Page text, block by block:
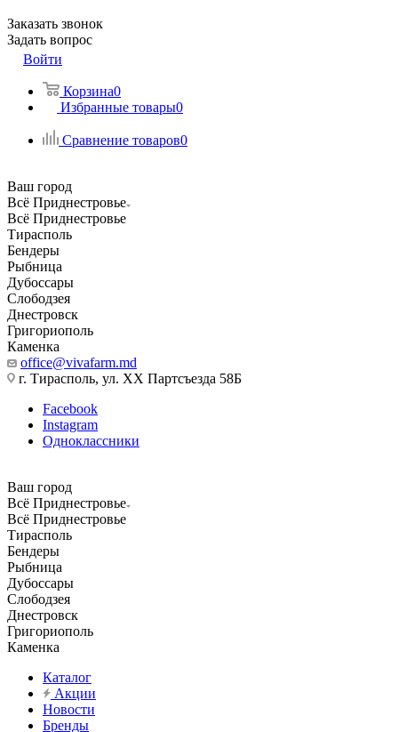
Заказать звонок
Задать вопрос
Войти
Корзина0
Избранные товары0
Сравнение товаров0
Ваш город
Всё Приднестровье
Всё Приднестровье
Тирасполь
Бендеры
Рыбница
Дубоссары
Слободзея
Днестровск
Григориополь
Каменка
office@vivafarm.md
г. Тирасполь, ул. ХХ Партсъезда 58Б
Facebook
Instagram
Одноклассники
Ваш город
Всё Приднестровье
Всё Приднестровье
Тирасполь
Бендеры
Рыбница
Дубоссары
Слободзея
Днестровск
Григориополь
Каменка
Каталог
Акции
Новости
Бренды